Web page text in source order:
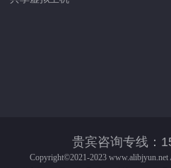
贵宾咨询专线：158-
Copyright©2021-2023 www.alibjyun.net